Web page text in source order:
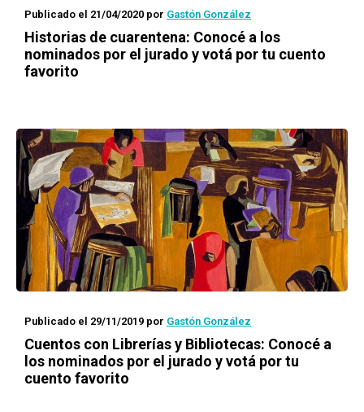
Publicado el 21/04/2020 por Gastón González
Historias de cuarentena: Conocé a los
nominados por el jurado y votá por tu cuento
favorito
Publicado el 29/11/2019 por Gastón González
Cuentos con Librerías y Bibliotecas: Conocé a
los nominados por el jurado y votá por tu
cuento favorito